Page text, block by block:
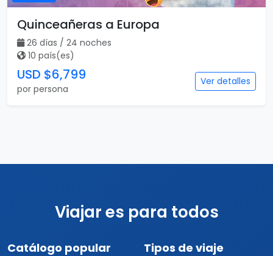
Quinceañeras a Europa
26 días / 24 noches
10 país(es)
USD $6,799
por persona
Ver detalles
Viajar es para todos
Catálogo popular Tipos de viaje